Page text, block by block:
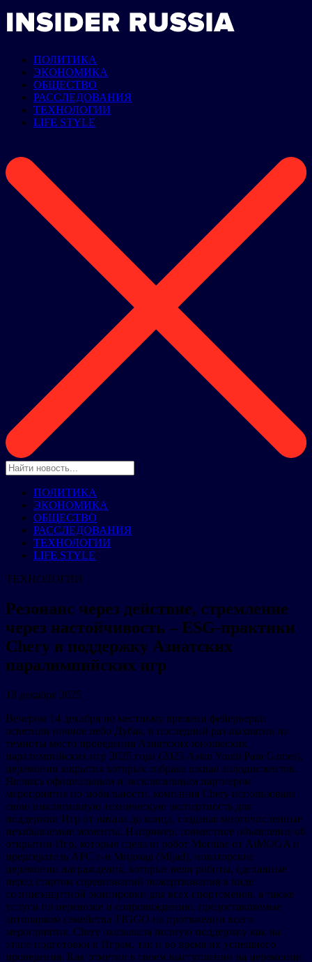
ПОЛИТИКА
ЭКОНОМИКА
ОБЩЕСТВО
РАССЛЕДОВАНИЯ
ТЕХНОЛОГИИ
LIFE STYLE
ПОЛИТИКА
ЭКОНОМИКА
ОБЩЕСТВО
РАССЛЕДОВАНИЯ
ТЕХНОЛОГИИ
LIFE STYLE
ТЕХНОЛОГИИ
Резонанс через действие, стремление
через настойчивость – ESG-практики
Chery в поддержку Азиатских
паралимпийских игр
18 декабря 2025
Вечером 14 декабря по местному времени фейерверки
осветили ночное небо Дубая, в последний раз выхватив из
темноты место проведения Азиатских юношеских
паралимпийских игр 2025 года (2025 Asian Youth Para Games),
церемония закрытия которых собрала шквал аплодисментов.
Являясь официальным и эксклюзивным партнером
мероприятия по мобильности, компания Chery использовала
свою инклюзивную техническую экспертность для
поддержки Игр от начала до конца, создавая многочисленные
незабываемые моменты. Например, совместное объявление об
открытии Игр, которые сделали робот Mornine от AiMOGA и
председатель APC г-н Миджад (Mijad), новаторские
церемонии награждения, которые вели роботы, сделанные
перед стартом соревнований пожертвования в виде
солнцезащитной экипировки для всех спортсменов, а также
услуги по перевозке и сопровождению, предоставляемые
автопарком семейства TIGGO на протяжении всего
мероприятия. Chery оказывала полную поддержку как на
этапе подготовки к Играм, так и во время их успешного
проведения. Как отметил в своем выступлении на церемонии